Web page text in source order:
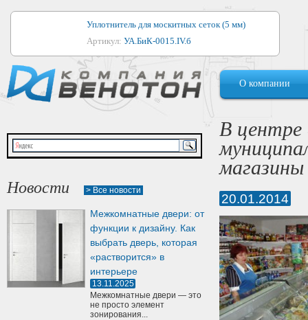
Уплотнитель для москитных сеток (5 мм)
Артикул: УА.БиК-0015.IV.б
Уплотнитель для алюминиевых окон
Артикул:1044
Уплотнитель для деревянных окон
Артикул:УМ.БиК-0062.IV.б
Уплотнитель лоджиевый для (4, 5, 6 мм)
Уплотнитель для деревянных дверей
Артикул:
О компании
Новости > Все новости
Межкомнатные двери: от
функции к дизайну. Как
выбрать дверь, которая
«растворится» в
интерьере
13.11.2025
Межкомнатные двери — это
не просто элемент
зонирования...
В
20.01.2014